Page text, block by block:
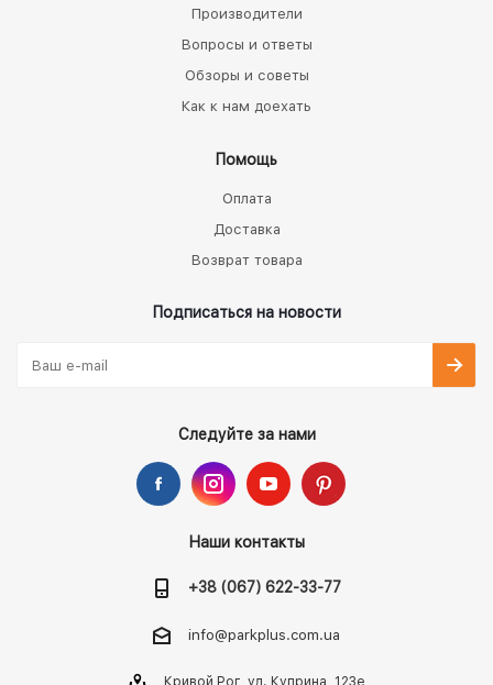
Производители
Вопросы и ответы
Обзоры и советы
Как к нам доехать
Помощь
Оплата
Доставка
Возврат товара
Подписаться на новости
Следуйте за нами
Наши контакты
+38 (067) 622-33-77
info@parkplus.com.ua
Кривой Рог, ул. Куприна, 123е